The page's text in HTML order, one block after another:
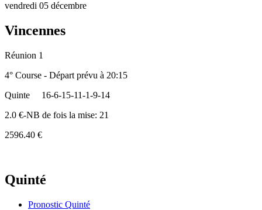
vendredi 05 décembre
Vincennes
Réunion 1
4° Course - Départ prévu à 20:15
Quinte
16-6-15-11-1-9-14
2.0 €-NB de fois la mise: 21
2596.40 €
Quinté
Pronostic Quinté